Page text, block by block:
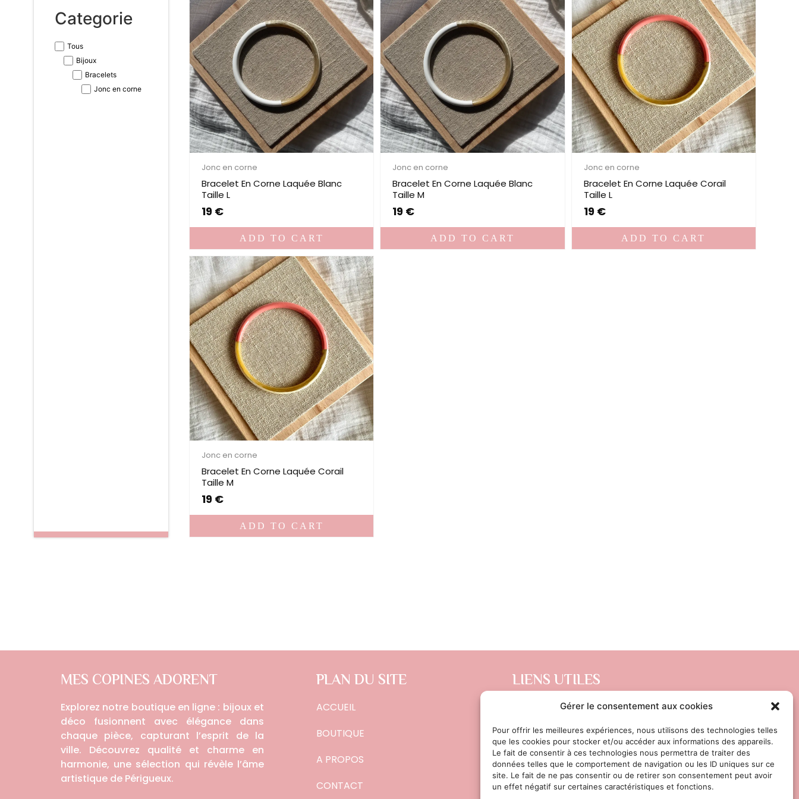
Gérer le consentement aux cookies
Pour offrir les meilleures expériences, nous utilisons des technologies telles
que les cookies pour stocker et/ou accéder aux informations des appareils.
Le fait de consentir à ces technologies nous permettra de traiter des
données telles que le comportement de navigation ou les ID uniques sur ce
site. Le fait de ne pas consentir ou de retirer son consentement peut avoir
un effet négatif sur certaines caractéristiques et fonctions.
Categorie
Tous
Bijoux
Bracelets
Jonc en corne
Jonc en corne
Bracelet En Corne Laquée Blanc
Taille L
19 €
ADD TO CART
Jonc en corne
Bracelet En Corne Laquée Blanc
Taille M
19 €
ADD TO CART
Jonc en corne
Bracelet En Corne Laquée Corail
Taille L
19 €
ADD TO CART
Jonc en corne
Bracelet En Corne Laquée Corail
Taille M
19 €
ADD TO CART
MES COPINES ADORENT
Explorez notre boutique en ligne : bijoux et
déco fusionnent avec élégance dans
chaque pièce, capturant l’esprit de la
ville. Découvrez qualité et charme en
harmonie, une sélection qui révèle l’âme
artistique de Périgueux.
PLAN DU SITE
ACCUEIL
BOUTIQUE
A PROPOS
CONTACT
LIENS UTILES
CONDITIONS GÉNÉRALES DE VENTE
POLITIQUE DE CONFIDENTIALITÉ
MENTIONS LÉGALES